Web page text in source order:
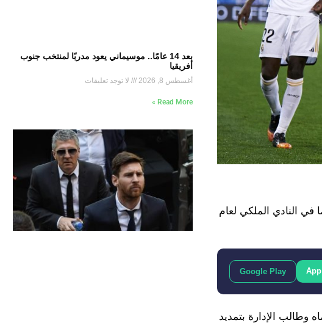
في النادي الملكي لعام
Google Play
وطالب الإدارة بتمديد
بعد 14 عامًا.. موسيماني يعود مدربًا لمنتخب جنوب
أفريقيا
أغسطس 8, 2026 لا توجد تعليقات
Read More »